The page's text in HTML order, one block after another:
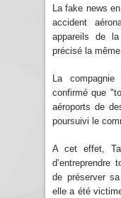
La fake news
accident
appareils de
précisé la même
La
confirmé que
aéroports de
poursuivi le
A cet effet,
d’entreprendre
de préserver
elle a été